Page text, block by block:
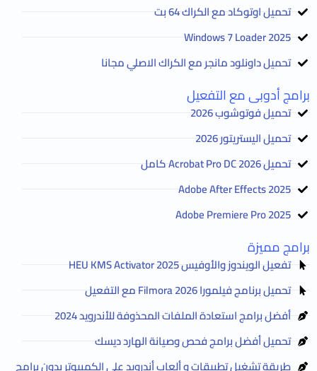
تحميل اوتوكاد مع الكراك 64 بت
2025 Windows 7 Loader
تحميل داونلود مانجر مع الكراك الاصلي مجانا
برامج أدوبى مع التفعيل
تحميل فوتوشوب 2026
تحميل اليستريتور 2026
تحميل Acrobat Pro DC 2026 كامل
Adobe After Effects 2025
Adobe Premiere Pro 2025
برامج مميزة
تفعيل الويندوز والأوفيس HEU KMS Activator 2025
تحميل برنامج فيلمورا Filmora 2026 مع التفعيل
أفضل برامج استعادة الملفات المحذوفة للأندرويد 2024
تحميل أفضل برامج فحص وصيانة الهارد ديسك
طريقة تشغيل تطبيقات و ألعاب أندرويد على الكمبيوتر بدون برامج